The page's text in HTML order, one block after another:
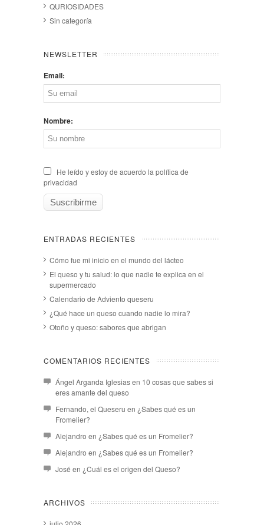
QURIOSIDADES
Sin categoría
NEWSLETTER
Email:
Nombre:
He leído y estoy de acuerdo la política de
privacidad
ENTRADAS RECIENTES
Cómo fue mi inicio en el mundo del lácteo
El queso y tu salud: lo que nadie te explica en el
supermercado
Calendario de Adviento queseru
¿Qué hace un queso cuando nadie lo mira?
Otoño y queso: sabores que abrigan
COMENTARIOS RECIENTES
Ángel Arganda Iglesiasen 10 cosas que sabes si
eres amante del queso
Fernando, el Queseru en ¿Sabes qué es un
Fromelier?
Alejandro en ¿Sabes qué es un Fromelier?
Alejandro en ¿Sabes qué es un Fromelier?
José en ¿Cuál es el origen del Queso?
ARCHIVOS